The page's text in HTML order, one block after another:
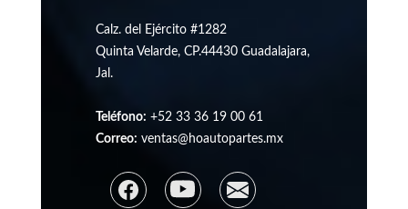
Calz. del Ejército #1282
Quinta Velarde, CP.44430 Guadalajara,
Jal.
Teléfono: +52 33 36 19 00 61
Correo: ventas@hoautopartes.mx